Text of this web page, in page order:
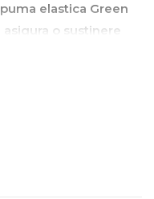
elastica Green
asigura o sustinere